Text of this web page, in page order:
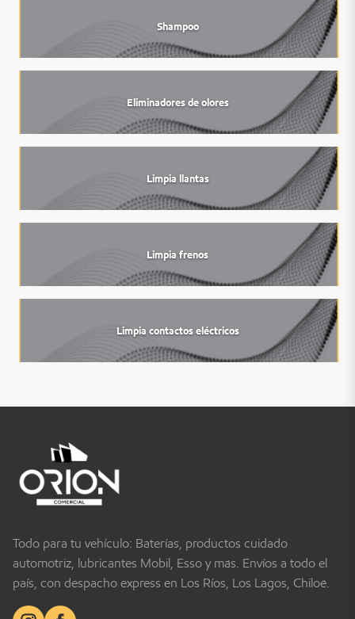
Shampoo
Eliminadores de olores
Limpia llantas
Limpia frenos
Limpia contactos eléctricos
Todo para tu vehículo: Baterías, productos cuidado
automotriz, lubricantes Mobil, Esso y más. Envíos a todo el
país, con despacho express en Los Ríos, Los Lagos, Chiloé.